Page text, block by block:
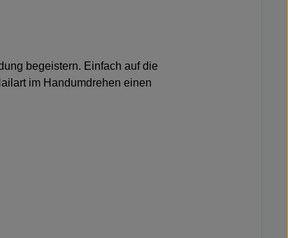
begeistern. Einfach auf die
im Handumdrehen einen